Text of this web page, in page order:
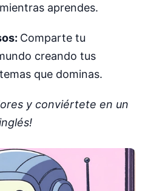
aprendes.
Comparte tu
creando tus
que dominas.
y conviértete en un